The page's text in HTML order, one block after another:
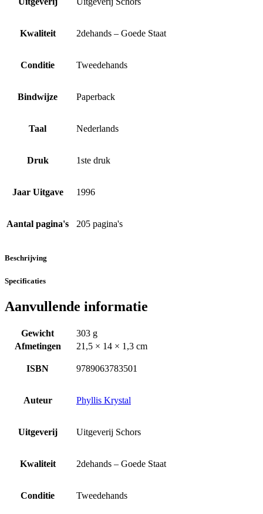
Kwaliteit 2dehands – Goede Staat
Conditie Tweedehands
Bindwijze Paperback
Taal Nederlands
Druk 1ste druk
Jaar Uitgave 1996
Aantal pagina's 205 pagina's
Beschrijving
Specificaties
Aanvullende informatie
Gewicht
303 g
Afmetingen
21,5 × 14 × 1,3 cm
ISBN 9789063783501
Auteur Phyllis Krystal
Uitgeverij Uitgeverij Schors
Kwaliteit 2dehands – Goede Staat
Conditie Tweedehands